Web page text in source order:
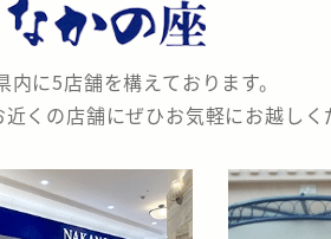
に5店舗を構えております。
くの店舗にぜひお気軽にお越し